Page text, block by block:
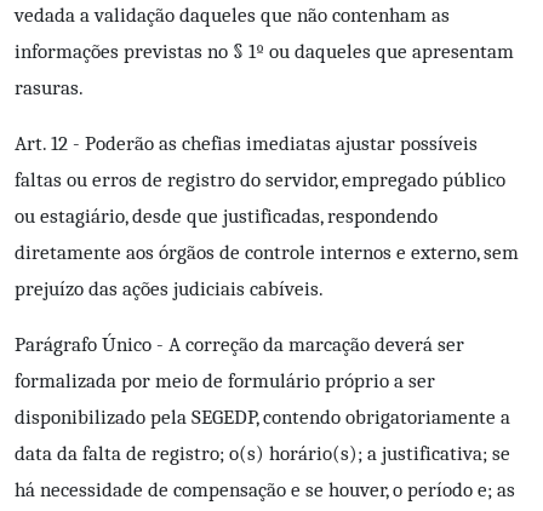
vedada a validação daqueles que não contenham as
informações previstas no § 1º ou daqueles que apresentam
rasuras.
Art. 12 - Poderão as chefias imediatas ajustar possíveis
faltas ou erros de registro do servidor, empregado público
ou estagiário, desde que justificadas, respondendo
diretamente aos órgãos de controle internos e externo, sem
prejuízo das ações judiciais cabíveis.
Parágrafo Único - A correção da marcação deverá ser
formalizada por meio de formulário próprio a ser
disponibilizado pela SEGEDP, contendo obrigatoriamente a
data da falta de registro; o(s) horário(s); a justificativa; se
há necessidade de compensação e se houver, o período e; as